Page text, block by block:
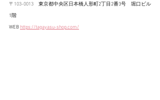
〒103-0013 東京都中央区日本橋人形町2丁目2番3号　堀口ビル
1階
WEB https://tagayasu-shop.com/